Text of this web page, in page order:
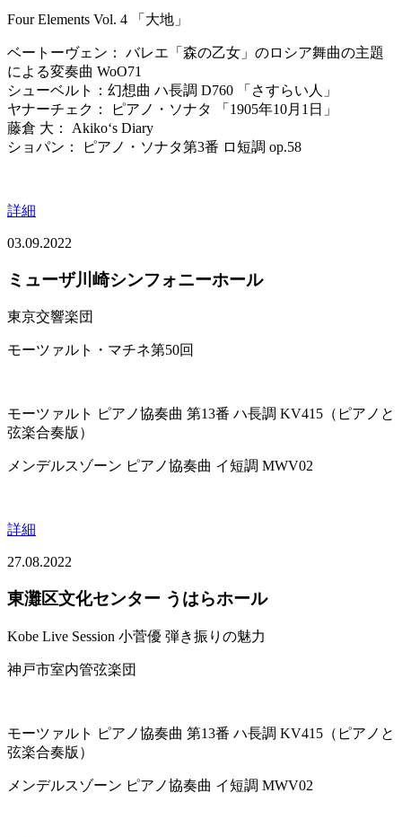
Four Elements Vol. 4 「大地」
ベートーヴェン： バレエ「森の乙女」のロシア舞曲の主題
による変奏曲 WoO71
シューベルト：幻想曲 ハ長調 D760 「さすらい人」
ヤナーチェク： ピアノ・ソナタ 「1905年10月1日」
藤倉 大： Akiko‘s Diary
ショパン： ピアノ・ソナタ第3番 ロ短調 op.58
詳細
03.09.2022
ミューザ川崎シンフォニーホール
東京交響楽団
モーツァルト・マチネ第50回
モーツァルト ピアノ協奏曲 第13番 ハ長調 KV415（ピアノと
弦楽合奏版）
メンデルスゾーン ピアノ協奏曲 イ短調 MWV02
詳細
27.08.2022
東灘区文化センター うはらホール
Kobe Live Session 小菅優 弾き振りの魅力
神戸市室内管弦楽団
モーツァルト ピアノ協奏曲 第13番 ハ長調 KV415（ピアノと
弦楽合奏版）
メンデルスゾーン ピアノ協奏曲 イ短調 MWV02